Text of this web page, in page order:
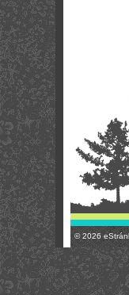
© 2026